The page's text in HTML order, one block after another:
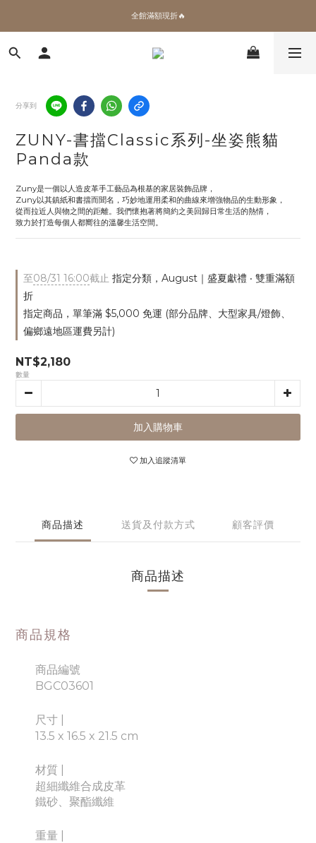
✨加入會員 即領100購物金🎫
全館滿額現折🔥
加拿大Umbra．買千送百🎫
分享到
ZUNY-書擋Classic系列-坐姿熊貓
Panda款
Zuny是一個以人造皮革手工藝品為根基的家居裝飾品牌，
Zuny以其鎮紙和書擋而聞名，巧妙地運用柔和的曲線來增強物品的生動形象，
從而拉近人與物之間的距離。我們懷抱著將簡約之美回歸日常生活的熱情，
致力於打造每個人都嚮往的溫馨生活空間。
至08/31 16:00截止 指定分類，August｜盛夏獻禮 ‧ 雙重滿額
折
指定商品，單筆滿 $5,000 免運 (部分品牌、大型家具/燈飾、
偏鄉遠地區運費另計)
NT$2,180
數量
加入購物車
加入追蹤清單
商品描述 送貨及付款方式 顧客評價
商品描述
商品規格
商品編號
BGC03601
尺寸 |
13.5 x 16.5 x 21.5 cm
材質
超細纖維合成皮革
鐵砂、 聚酯纖維
重量